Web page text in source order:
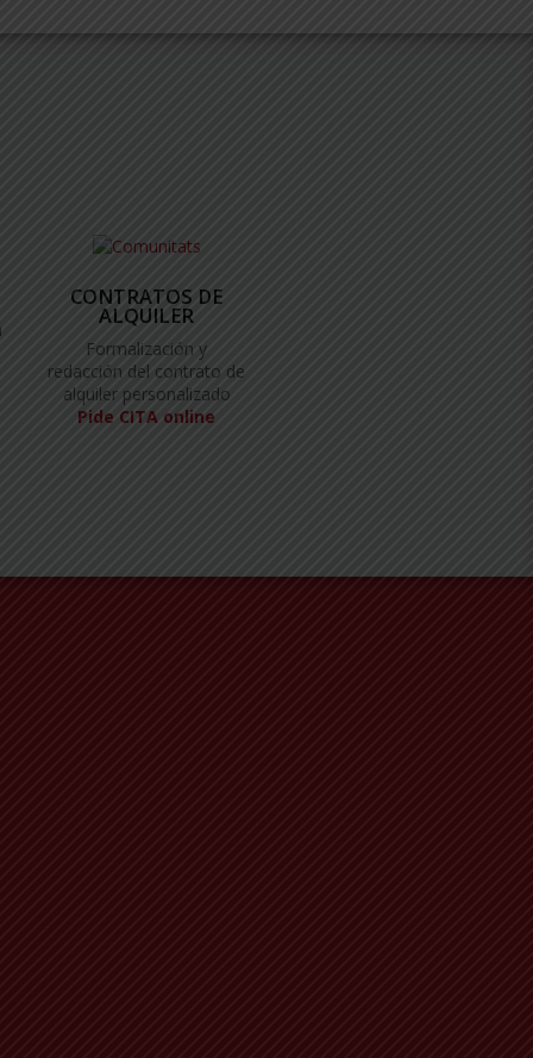
CONTRATOS DE
ALQUILER
Formalización y
redacción del contrato de
alquiler personalizado
Pide CITA online